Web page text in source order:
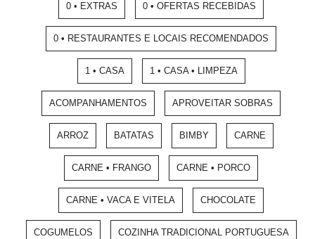
0 • EXTRAS 0 • OFERTAS RECEBIDAS
0 • RESTAURANTES E LOCAIS RECOMENDADOS
1 • CASA 1 • CASA • LIMPEZA
ACOMPANHAMENTOS APROVEITAR SOBRAS
ARROZ BATATAS BIMBY CARNE
CARNE • FRANGO CARNE • PORCO
CARNE • VACA E VITELA CHOCOLATE
COGUMELOS COZINHA TRADICIONAL PORTUGUESA